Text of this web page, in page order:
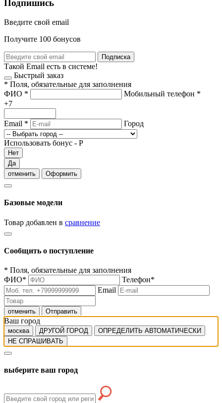
Подпишись
Введите свой email
Получите 100 бонусов
Подписка
Такой Email есть в системе!
Быстрый заказ
* Поля, обязательные для заполнения
ФИО * Мобильный телефон *
+7
Email * Город
Использовать бонус - Р
Нет
Да
отменить
Оформить
Базовые модели
Товар добавлен в сравнение
Сообщить о поступление
* Поля, обязательные для заполнения
ФИО* Телефон*
Email
отменить Отправить
Ваш город
москва ДРУГОЙ ГОРОД
ОПРЕДЕЛИТЬ АВТОМАТИЧЕСКИ
НЕ СПРАШИВАТЬ
выберите ваш город